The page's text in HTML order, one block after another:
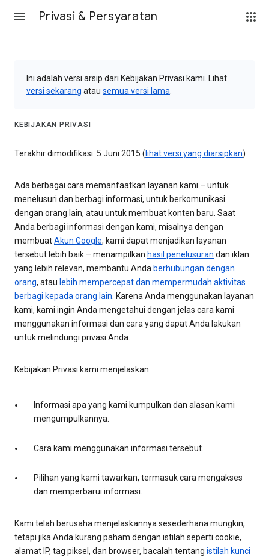
Privasi & Persyaratan
Ini adalah versi arsip dari Kebijakan Privasi kami. Lihat
versi sekarang atau semua versi lama
KEBIJAKAN PRIVASI
Terakhir dimodifikasi: 5 Juni 2015 ( lihat versi yang diarsipkan)
Ada berbagai cara memanfaatkan layanan kami – untuk
menelusuri dan berbagi informasi, untuk berkomunikasi
dengan orang lain, atau untuk membuat konten baru. Saat
Anda berbagi informasi dengan kami, misalnya dengan
membuatAkun Google, kami dapat menjadikan layanan
tersebut lebih baik – menampilkan hasil penelusuran dan iklan
yang lebih relevan, membantu Anda berhubungan dengan
orang, atau lebih mempercepat dan mempermudah aktivitas
berbagi kepada orang lain. Karena Anda menggunakan layanan
kami, kami ingin Anda mengetahui dengan jelas cara kami
menggunakan informasi dan cara yang dapat Anda lakukan
untuk melindungi privasi Anda.
Kebijakan Privasi kami menjelaskan:
Informasi apa yang kami kumpulkan dan alasan kami
mengumpulkannya.
Cara kami menggunakan informasi tersebut.
Pilihan yang kami tawarkan, termasuk cara mengakses
dan memperbarui informasi.
Kami telah berusaha menjelaskannya sesederhana mungkin,
tetapi jika Anda kurang paham dengan istilah seperti cookie,
alamat IP, tag piksel, dan browser, bacalah tentang istilah kunci